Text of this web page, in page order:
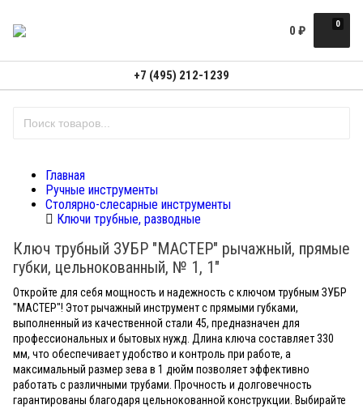
0
0 ₽
+7 (495) 212-1239
Главная
Ручные инструменты
Столярно-слесарные инструменты
Ключи трубные, разводные
Ключ трубный ЗУБР "МАСТЕР" рычажный, прямые
губки, цельнокованный, № 1, 1"
Откройте для себя мощность и надежность с ключом трубным ЗУБР
"МАСТЕР"! Этот рычажный инструмент с прямыми губками,
выполненный из качественной стали 45, предназначен для
профессиональных и бытовых нужд. Длина ключа составляет 330
мм, что обеспечивает удобство и контроль при работе, а
максимальный размер зева в 1 дюйм позволяет эффективно
работать с различными трубами. Прочность и долговечность
гарантированы благодаря цельнокованной конструкции. Выбирайте